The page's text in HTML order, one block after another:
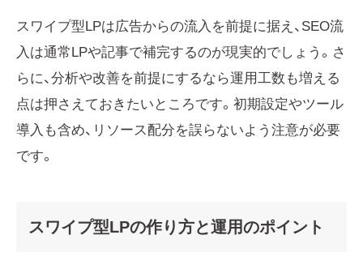
スワイプ型LPは広告からの流入を前提に据え、SEO流
入は通常LPや記事で補完するのが現実的でしょう。さ
らに、分析や改善を前提にするなら運用工数も増える
点は押さえておきたいところです。初期設定やツール
導入も含め、リソース配分を誤らないよう注意が必要
です。
スワイプ型LPの作り方と運用のポイント